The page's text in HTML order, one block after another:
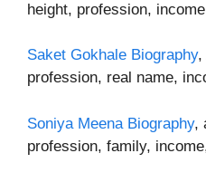
height, profession,
Saket Gokhale Biography,
profession, real name,
Soniya Meena Biography,
profession, family,